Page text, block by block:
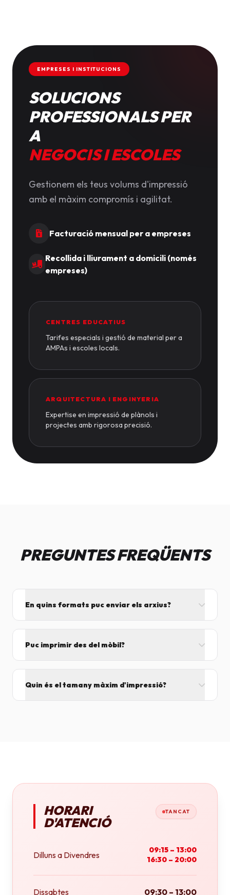
EMPRESES I INSTITUCIONS
SOLUCIONS
PROFESSIONALS PER
A
NEGOCIS I ESCOLES
Gestionem els teus volums d'impressió
amb el màxim compromís i agilitat.
Facturació mensual per a empreses
Recollida i lliurament a domicili (només
empreses)
CENTRES EDUCATIUS
Tarifes especials i gestió de material per a
AMPAs i escoles locals.
ARQUITECTURA I ENGINYERIA
Expertise en impressió de plànols i
projectes amb rigorosa precisió.
PREGUNTES FREQÜENTS
En quins formats puc enviar els arxius?
Word i Excel.
Puc imprimir des del mòbil?
Quin és el tamany màxim d'impressió?
HORARI
D'ATENCIÓ
TANCAT
Dilluns a Divendres
09:15 – 13:00
16:30 – 20:00
Dissabtes 09:30 – 13:00